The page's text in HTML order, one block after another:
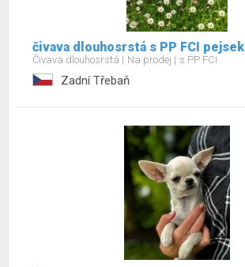
čivava dlouhosrstá s PP FCI pejsek
Čivava dlouhosrstá Na prodej s PP FCI
Zadní Třebaň